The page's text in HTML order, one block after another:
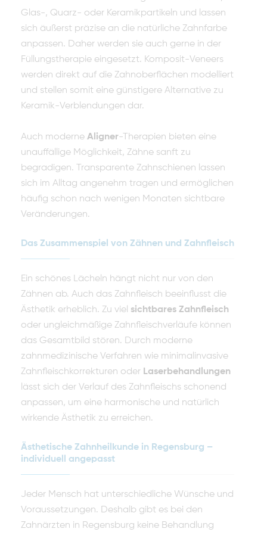
Glas-, Quarz- oder Keramikpartikeln und lassen
sich äußerst präzise an die natürliche Zahnfarbe
anpassen. Daher werden sie auch gerne in der
Füllungstherapie eingesetzt. Komposit-Veneers
werden direkt auf die Zahnoberflächen modelliert
und stellen somit eine günstigere Alternative zu
Keramik-Verblendungen dar.
Auch moderne Aligner-Therapien bieten eine
unauffällige Möglichkeit, Zähne sanft zu
begradigen. Transparente Zahnschienen lassen
sich im Alltag angenehm tragen und ermöglichen
häufig schon nach wenigen Monaten sichtbare
Veränderungen.
Das Zusammenspiel von Zähnen und Zahnfleisch
Ein schönes Lächeln hängt nicht nur von den
Zähnen ab. Auch das Zahnfleisch beeinflusst die
Ästhetik erheblich. Zu viel sichtbares Zahnfleisch
oder ungleichmäßige Zahnfleischverläufe können
das Gesamtbild stören. Durch moderne
zahnmedizinische Verfahren wie minimalinvasive
Zahnfleischkorrekturen oder Laserbehandlungen
lässt sich der Verlauf des Zahnfleischs schonend
anpassen, um eine harmonische und natürlich
wirkende Ästhetik zu erreichen.
Ästhetische Zahnheilkunde in Regensburg –
individuell angepasst
Jeder Mensch hat unterschiedliche Wünsche und
Voraussetzungen. Deshalb gibt es bei den
Zahnärzten in Regensburg keine Behandlung